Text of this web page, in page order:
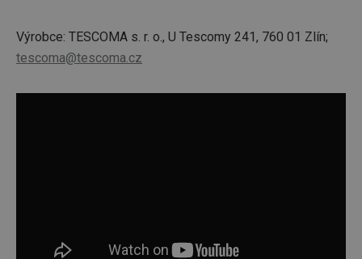
Výrobce: TESCOMA s. r. o., U Tescomy 241, 760 01 Zlín;
tescoma@tescoma.cz